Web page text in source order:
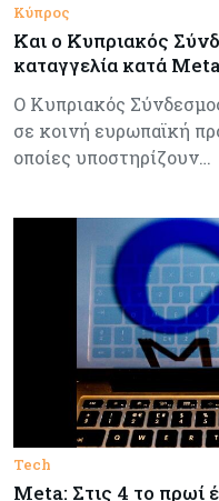
Κύπρος
Και ο Κυπριακός
καταγγελία κατά
Ο Κυπριακός
σε κοινή ευρωπαϊκή
οποίες υποστηρίζουν…
Tech
Meta: Στις 4 το πρωί